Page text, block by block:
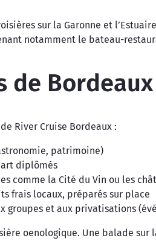
sur la Garonne et
notamment le bateau-
de
River Cruise Bordeaux :
patrimoine)
diplômés
comme la Cité du Vin ou les
frais locaux, préparés sur place
groupes et aux privatisations
oenologique. Une balade